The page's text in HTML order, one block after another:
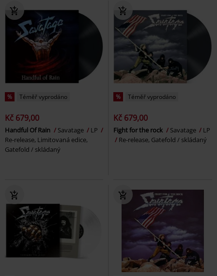
% Téměř vyprodáno
Kč 679,00
Handful Of Rain Savatage
LP
Re-release, Limitovaná edice,
Gatefold / skládaný
% Téměř vyprodáno
Kč 679,00
Fight for the rock Savatage
LP
Re-release, Gatefold / skládaný